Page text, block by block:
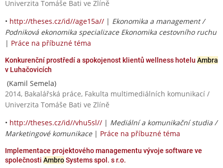
Univerzita Tomáše Bati ve Zlíně
• http://theses.cz/id//age15a// | Ekonomika a management /
Podniková ekonomika specializace Ekonomika cestovního ruchu
| Práce na příbuzné téma
Konkurenční prostředí a spokojenost klientů wellness hotelu Ambra
v Luhačovicích
(Kamil Semela)
2014, Bakalářská práce, Fakulta multimediálních komunikací /
Univerzita Tomáše Bati ve Zlíně
• http://theses.cz/id//vhu5sl// | Mediální a komunikační studia /
Marketingové komunikace| Práce na příbuzné téma
Implementace projektového managementu vývoje software ve
společnosti AmbroSystems spol. s r.o.